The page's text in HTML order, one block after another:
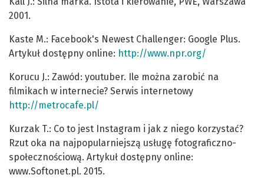
2001.
Kaste M.: Facebook's Newest Challenger: Google Plus.
Artykuł dostępny online: http://www.npr.org/
Korucu J.: Zawód: youtuber. Ile można zarobić na
filmikach w internecie? Serwis internetowy
http://metrocafe.pl/
Kurzak T.: Co to jest Instagram i jak z niego korzystać?
Rzut oka na najpopularniejszą usługę fotograficzno-
społecznościową. Artykuł dostępny online:
www.Softonet.pl. 2015.